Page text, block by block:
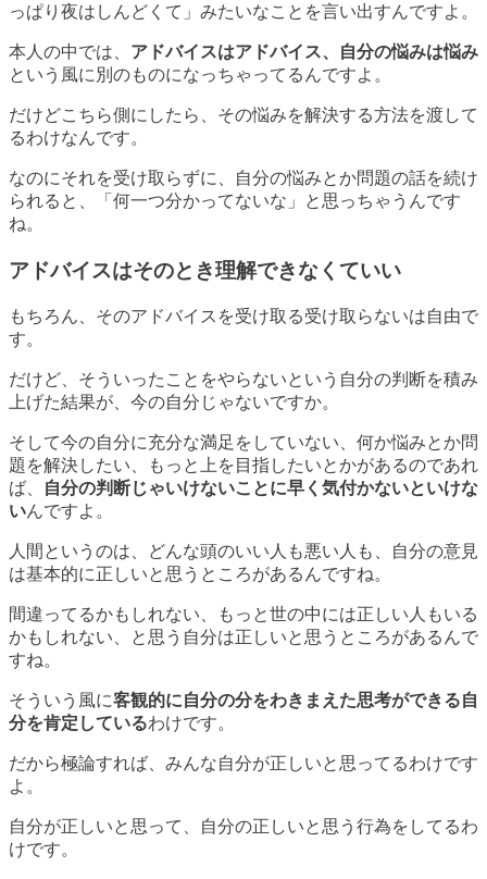
っぱり夜はしんどくて」みたいなことを言い出すんですよ。
本人の中では、 アドバイスはアドバイス、自分の悩みは悩み
という風に別のものになっちゃってるんですよ。
だけどこちら側にしたら、その悩みを解決する方法を渡して
るわけなんです。
なのにそれを受け取らずに、自分の悩みとか問題の話を続け
られると、「何一つ分かってないな」と思っちゃうんです
ね。
アドバイスはそのとき理解できなくていい
もちろん、そのアドバイスを受け取る受け取らないは自由で
す。
だけど、そういったことをやらないという自分の判断を積み
上げた結果が、今の自分じゃないですか。
そして今の自分に充分な満足をしていない、何か悩みとか問
題を解決したい、もっと上を目指したいとかがあるのであれ
ば、
自分の判断じゃいけないことに早く気付かないといけな
いんですよ。
人間というのは、どんな頭のいい人も悪い人も、自分の意見
は基本的に正しいと思うところがあるんですね。
間違ってるかもしれない、もっと世の中には正しい人もいる
かもしれない、と思う自分は正しいと思うところがあるんで
すね。
そういう風に客観的に自分の分をわきまえた思考ができる自
分を肯定しているわけです。
だから極論すれば、みんな自分が正しいと思ってるわけです
よ。
自分が正しいと思って、自分の正しいと思う行為をしてるわ
けです。